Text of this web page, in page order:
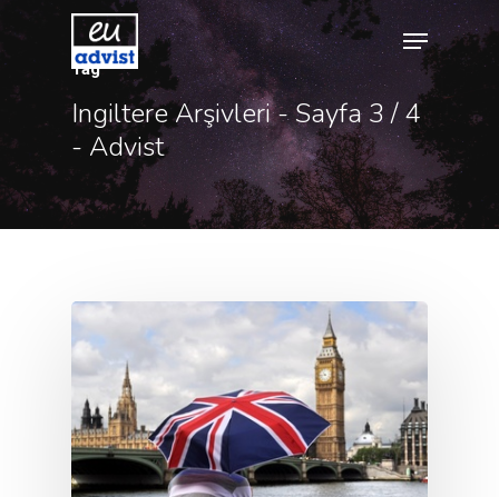
Hit enter to search or ESC to close
Tag
Ingiltere Arşivleri - Sayfa 3 / 4
- Advist